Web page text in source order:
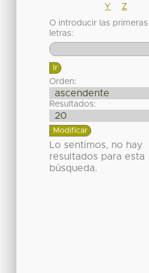
Y
Z
O introducir las primeras
letras:
Orden:
Resultados:
Lo sentimos, no hay
resultados para esta
búsqueda.